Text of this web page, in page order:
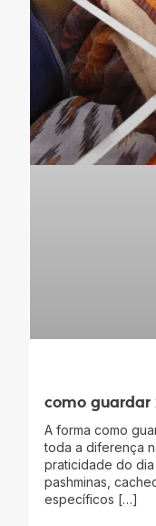
como guardar
A forma como
toda a diferença
praticidade do dia
pashminas,
específicos […]